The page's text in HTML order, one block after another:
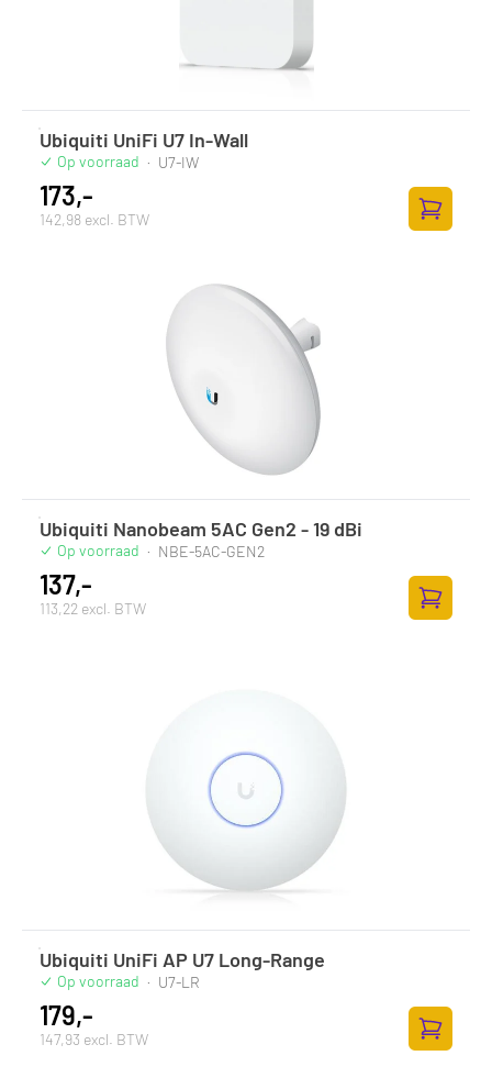
Ubiquiti UniFi U7 In-Wall
Op voorraad · U7-IW
173,-
142,98 excl. BTW
Ubiquiti Nanobeam 5AC Gen2 - 19 dBi
Op voorraad · NBE-5AC-GEN2
137,-
113,22 excl. BTW
Ubiquiti UniFi AP U7 Long-Range
Op voorraad · U7-LR
179,-
147,93 excl. BTW